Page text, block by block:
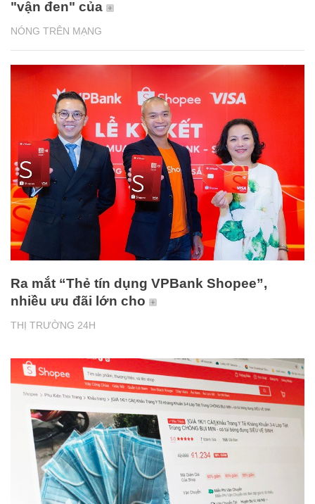
NÓNG TRÊN MẠNG
"vận đen" của
THỊ TRƯỜNG 24H
Ra mắt “Thẻ tín dụng VPBank Shopee”,
nhiều ưu đãi lớn cho